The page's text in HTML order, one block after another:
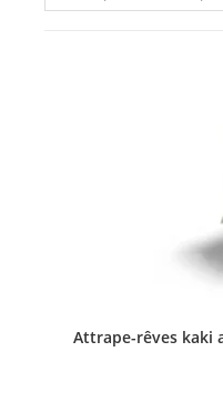
Attrape-rêves kaki